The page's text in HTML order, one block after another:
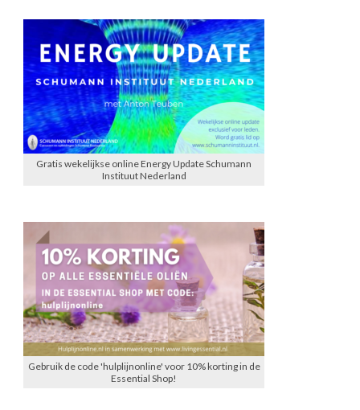
Gratis wekelijkse online Energy Update Schumann
Instituut Nederland
Gebruik de code 'hulplijnonline' voor 10% korting in de
Essential Shop!